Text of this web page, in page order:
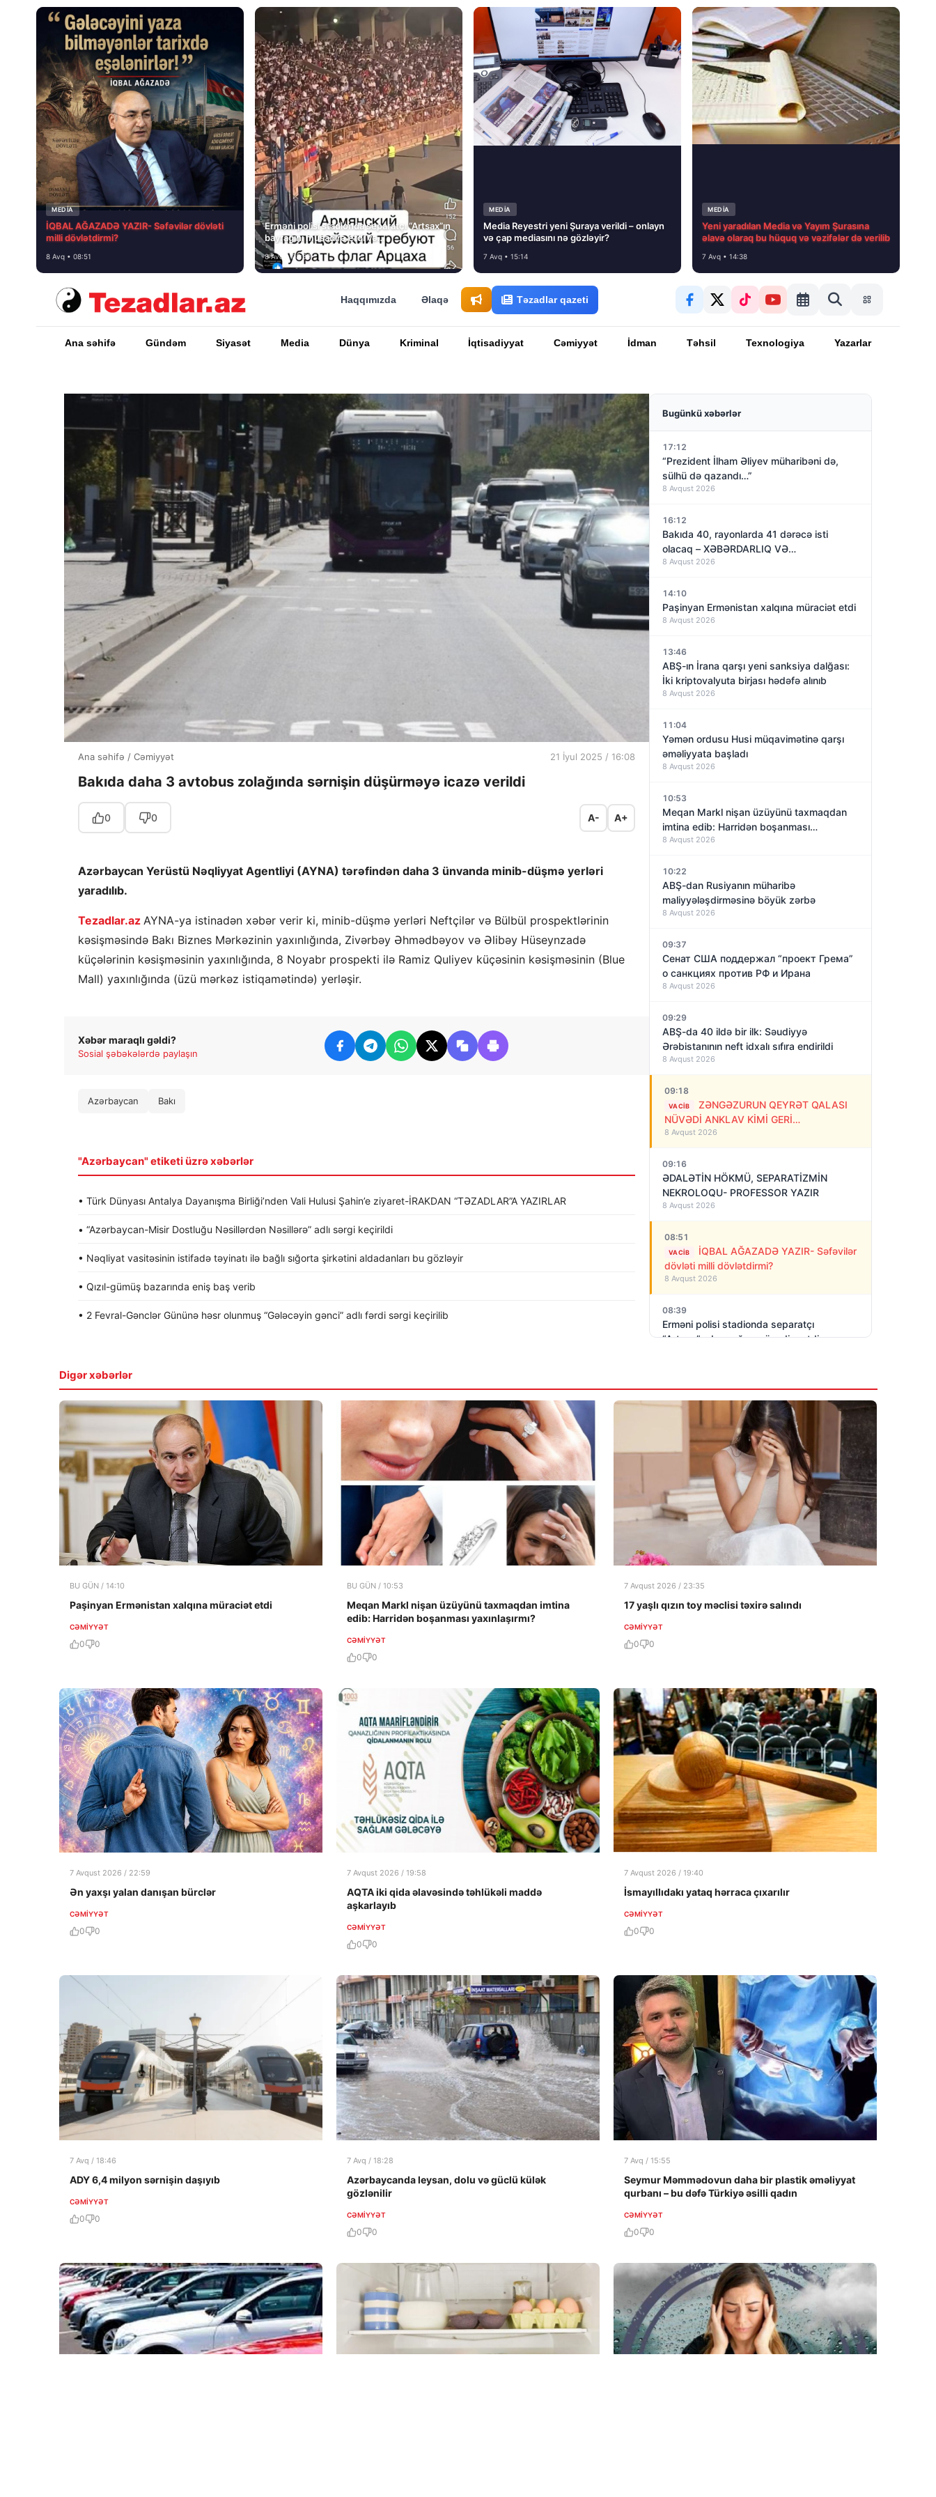
MEDİA
İQBAL AĞAZADƏ YAZIR- Səfəvilər dövləti
milli dövlətdirmi?
8 Avq • 08:51
Erməni polisi stadionda separatçı “Artsax”ın
bayrağını müsadirə etdi və…
8 Avq • 08:39
MEDİA
Media Reyestri yeni Şuraya verildi – onlayn
və çap mediasını nə gözləyir?
7 Avq • 15:14
MEDİA
Yeni yaradılan Media və Yayım Şurasına
əlavə olaraq bu hüquq və vəzifələr də verilib
7 Avq • 14:38
Haqqımızda Əlaqə Təzadlar qazeti
Ana səhifə Gündəm Siyasət Media Dünya Kriminal İqtisadiyyat Cəmiyyət İdman Təhsil Texnologiya Yazarlar
Ana səhifə / Cəmiyyət 21 İyul 2025 / 16:08
Bakıda daha 3 avtobus zolağında sərnişin düşürməyə icazə verildi
0 0 A- A+
Azərbaycan Yerüstü Nəqliyyat Agentliyi (AYNA) tərəfindən daha 3 ünvanda minib-düşmə yerləri
yaradılıb.
Tezadlar.az AYNA-ya istinadən xəbər verir ki, minib-düşmə yerləri Neftçilər və Bülbül prospektlərinin
kəsişməsində Bakı Biznes Mərkəzinin yaxınlığında, Zivərbəy Əhmədbəyov və Əlibəy Hüseynzadə
küçələrinin kəsişməsinin yaxınlığında, 8 Noyabr prospekti ilə Ramiz Quliyev küçəsinin kəsişməsinin (Blue
Mall) yaxınlığında (üzü mərkəz istiqamətində) yerləşir.
Xəbər maraqlı gəldi?
Sosial şəbəkələrdə paylaşın
Azərbaycan Bakı
"Azərbaycan" etiketi üzrə xəbərlər
• Türk Dünyası Antalya Dayanışma Birliği’nden Vali Hulusi Şahin’e ziyaret-İRAKDAN “TƏZADLAR”A YAZIRLAR
• “Azərbaycan-Misir Dostluğu Nəsillərdən Nəsillərə” adlı sərgi keçirildi
• Nəqliyat vasitəsinin istifadə təyinatı ilə bağlı sığorta şirkətini aldadanları bu gözləyir
• Qızıl-gümüş bazarında eniş baş verib
• 2 Fevral-Gənclər Gününə həsr olunmuş “Gələcəyin gənci” adlı fərdi sərgi keçirilib
Bugünkü xəbərlər
17:12
“Prezident İlham Əliyev müharibəni də,
sülhü də qazandı…”
8 Avqust 2026
16:12
Bakıda 40, rayonlarda 41 dərəcə isti
olacaq – XƏBƏRDARLIQ VƏ…
8 Avqust 2026
14:10
Paşinyan Ermənistan xalqına müraciət etdi
8 Avqust 2026
13:46
ABŞ-ın İrana qarşı yeni sanksiya dalğası:
İki kriptovalyuta birjası hədəfə alınıb
8 Avqust 2026
11:04
Yəmən ordusu Husi müqavimətinə qarşı
əməliyyata başladı
8 Avqust 2026
10:53
Meqan Markl nişan üzüyünü taxmaqdan
imtina edib: Harridən boşanması
yaxınlaşırmı?
8 Avqust 2026
10:22
ABŞ-dan Rusiyanın müharibə
maliyyələşdirməsinə böyük zərbə
8 Avqust 2026
09:37
Сенат США поддержал “проект Грема”
о санкциях против РФ и Ирана
8 Avqust 2026
09:29
ABŞ-da 40 ildə bir ilk: Səudiyyə
Ərəbistanının neft idxalı sıfıra endirildi
8 Avqust 2026
09:18
VACIB
ZƏNGƏZURUN QEYRƏT QALASI
NÜVƏDİ ANKLAV KİMİ GERİ
QAYTARILMALIDIR!
8 Avqust 2026
09:16
ƏDALƏTİN HÖKMÜ, SEPARATİZMİN
NEKROLOQU- PROFESSOR YAZIR
8 Avqust 2026
08:51
VACIB
İQBAL AĞAZADƏ YAZIR- Səfəvilər
dövləti milli dövlətdirmi?
8 Avqust 2026
08:39
Erməni polisi stadionda separatçı
“Artsax”ın bayrağını müsadirə etdi və…
nəfər ölüb, dağıntılar var
8 Avqust 2026
06:23
Azərbaycan Rusiya- Gürcüstan
münaqişəsinin sülh yolu ilə həllini dəstəyir
8 Avqust 2026
Digər xəbərlər
BU GÜN / 14:10
Paşinyan Ermənistan xalqına müraciət etdi
CƏMIYYƏT
0 0
BU GÜN / 10:53
Meqan Markl nişan üzüyünü taxmaqdan imtina
edib: Harridən boşanması yaxınlaşırmı?
CƏMIYYƏT
0 0
7 Avqust 2026 / 23:35
17 yaşlı qızın toy məclisi təxirə salındı
CƏMIYYƏT
0 0
7 Avqust 2026 / 22:59
Ən yaxşı yalan danışan bürclər
CƏMIYYƏT
0 0
7 Avqust 2026 / 19:58
AQTA iki qida əlavəsində təhlükəli maddə
aşkarlayıb
CƏMIYYƏT
0 0
7 Avqust 2026 / 19:40
İsmayıllıdakı yataq hərraca çıxarılır
CƏMIYYƏT
0 0
7 Avq / 18:46
ADY 6,4 milyon sərnişin daşıyıb
CƏMIYYƏT
0 0
7 Avq / 18:28
Azərbaycanda leysan, dolu və güclü külək
gözlənilir
CƏMIYYƏT
0 0
7 Avq / 15:55
Seymur Məmmədovun daha bir plastik əməliyyat
qurbanı – bu dəfə Türkiyə əsilli qadın
CƏMIYYƏT
0 0